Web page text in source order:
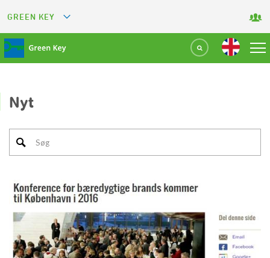
GREEN KEY
GREEN RESTAURANT
GREEN SPORT FACILITY
GREEN TOURISM ORGANIZATION
GREEN ATTRACTION
Nyt